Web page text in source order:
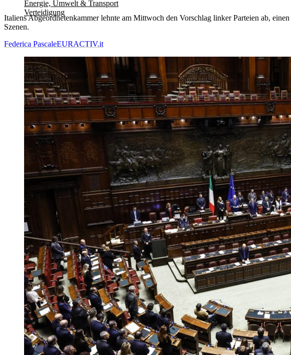
Energie, Umwelt & Transport
Verteidigung
Italiens Abgeordnetenkammer lehnte am Mittwoch den Vorschlag linker Parteien ab,
Szenen.
Federica PascaleEURACTIV.it